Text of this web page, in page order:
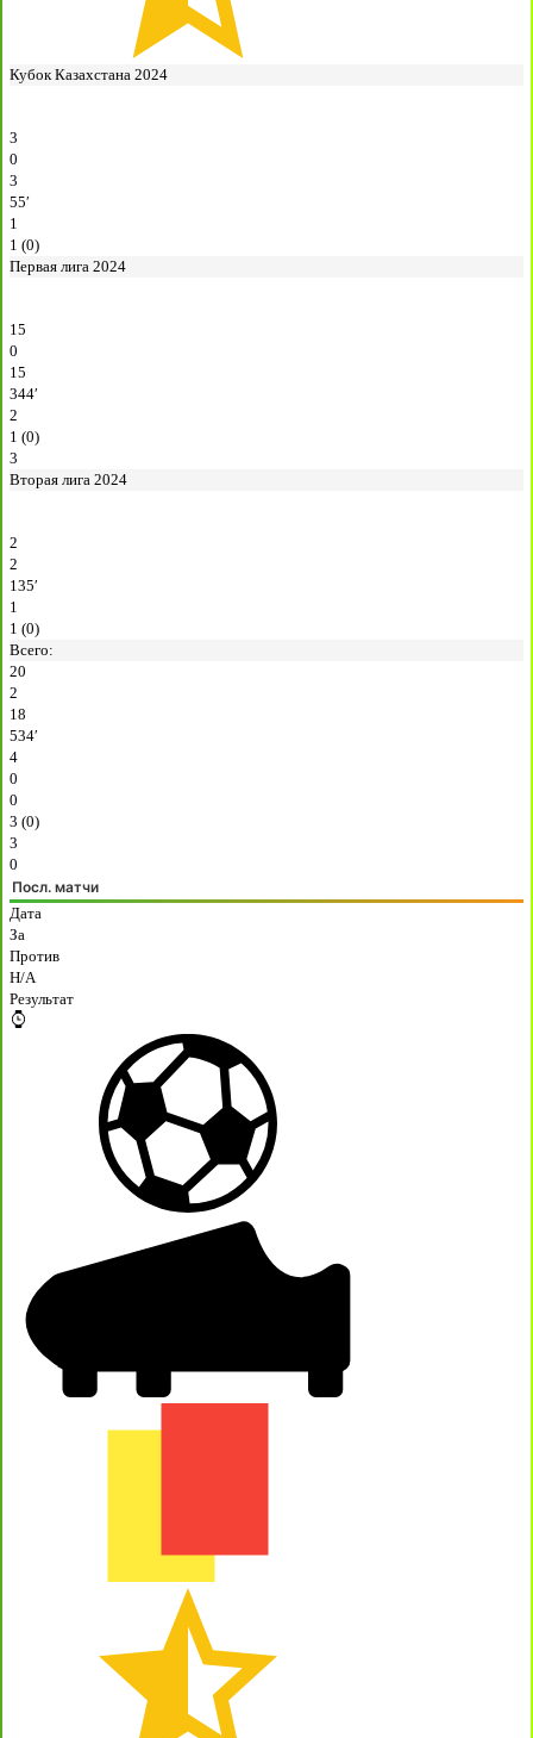
Кубок Казахстана 2024
3
0
3
55′
1
1 (0)
Первая лига 2024
15
0
15
344′
2
1 (0)
3
Вторая лига 2024
2
2
135′
1
1 (0)
Всего:
20
2
18
534′
4
0
0
3 (0)
3
0
Посл. матчи
Дата
За
Против
H/A
Результат